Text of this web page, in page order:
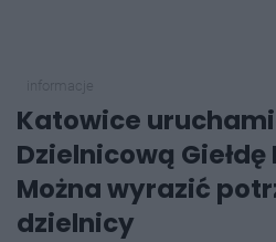
Katowice
Dzielnicową Giełdę
Można wyrazić
dzielnicy